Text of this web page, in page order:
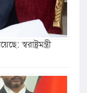
স্বরাষ্ট্রমন্ত্রী